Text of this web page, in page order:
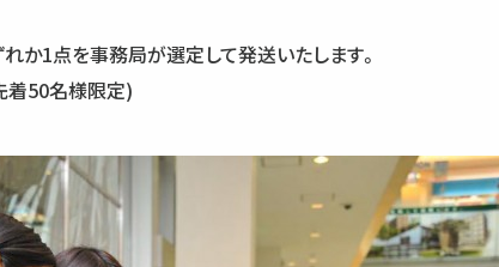
か1点を事務局が選定して発送いたします。
着50名様限定)